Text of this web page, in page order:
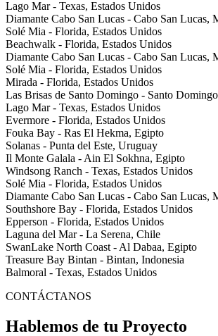
Lago Mar - Texas, Estados Unidos
Diamante Cabo San Lucas - Cabo San Lucas,
Solé Mia - Florida, Estados Unidos
Beachwalk - Florida, Estados Unidos
Diamante Cabo San Lucas - Cabo San Lucas,
Solé Mia - Florida, Estados Unidos
Mirada - Florida, Estados Unidos
Las Brisas de Santo Domingo - Santo
Lago Mar - Texas, Estados Unidos
Evermore - Florida, Estados Unidos
Fouka Bay - Ras El Hekma, Egipto
Solanas - Punta del Este, Uruguay
Il Monte Galala - Ain El Sokhna, Egipto
Windsong Ranch - Texas, Estados Unidos
Solé Mia - Florida, Estados Unidos
Diamante Cabo San Lucas - Cabo San Lucas,
Southshore Bay - Florida, Estados Unidos
Epperson - Florida, Estados Unidos
Laguna del Mar - La Serena, Chile
SwanLake North Coast - Al Dabaa, Egipto
Treasure Bay Bintan - Bintan, Indonesia
Balmoral - Texas, Estados Unidos
CONTÁCTANOS
Hablemos de tu Proyecto